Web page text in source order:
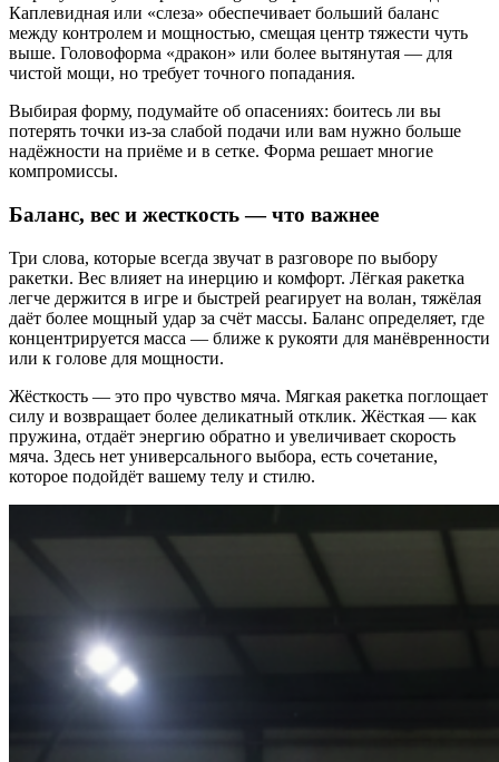
Каплевидная или «слеза» обеспечивает больший баланс
между контролем и мощностью, смещая центр тяжести чуть
выше. Головоформа «дракон» или более вытянутая — для
чистой мощи, но требует точного попадания.
Выбирая форму, подумайте об опасениях: боитесь ли вы
потерять точки из-за слабой подачи или вам нужно больше
надёжности на приёме и в сетке. Форма решает многие
компромиссы.
Баланс, вес и жесткость — что важнее
Три слова, которые всегда звучат в разговоре по выбору
ракетки. Вес влияет на инерцию и комфорт. Лёгкая ракетка
легче держится в игре и быстрей реагирует на волан, тяжёлая
даёт более мощный удар за счёт массы. Баланс определяет, где
концентрируется масса — ближе к рукояти для манёвренности
или к голове для мощности.
Жёсткость — это про чувство мяча. Мягкая ракетка поглощает
силу и возвращает более деликатный отклик. Жёсткая — как
пружина, отдаёт энергию обратно и увеличивает скорость
мяча. Здесь нет универсального выбора, есть сочетание,
которое подойдёт вашему телу и стилю.